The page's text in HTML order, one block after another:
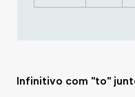
Infinitivo com "to"